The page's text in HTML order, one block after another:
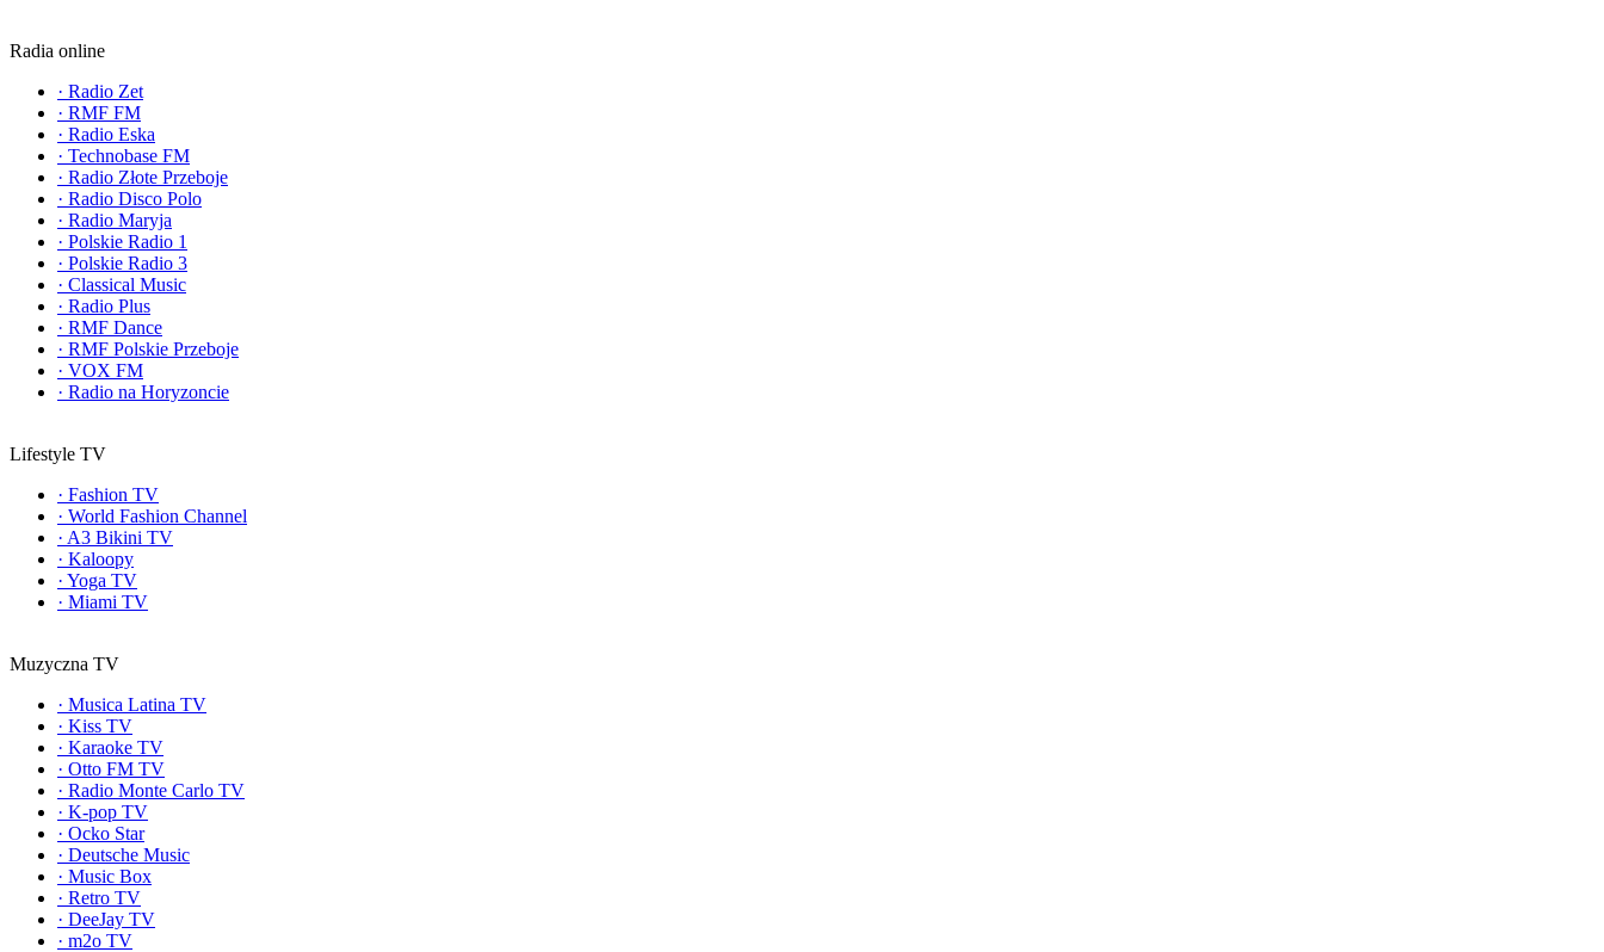
Radia online
· Radio Zet
· RMF FM
· Radio Eska
· Technobase FM
· Radio Złote Przeboje
· Radio Disco Polo
· Radio Maryja
· Polskie Radio 1
· Polskie Radio 3
· Classical Music
· Radio Plus
· RMF Dance
· RMF Polskie Przeboje
· VOX FM
· Radio na Horyzoncie
Lifestyle TV
· Fashion TV
· World Fashion Channel
· A3 Bikini TV
· Kaloopy
· Yoga TV
· Miami TV
Muzyczna TV
· Musica Latina TV
· Kiss TV
· Karaoke TV
· Otto FM TV
· Radio Monte Carlo TV
· K-pop TV
· Ocko Star
· Deutsche Music
· Music Box
· Retro TV
· DeeJay TV
· m2o TV